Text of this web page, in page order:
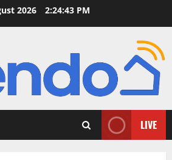
2026 2:24:44 PM
LIVE